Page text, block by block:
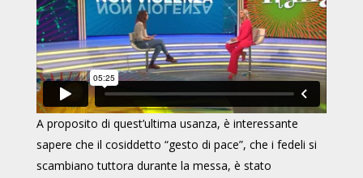
A proposito di quest’ultima usanza, è interessante
sapere che il cosiddetto “gesto di pace”, che i fedeli si
scambiano tuttora durante la messa, è stato